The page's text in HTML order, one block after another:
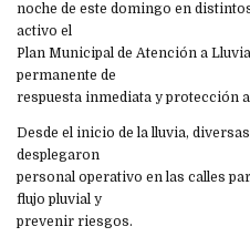
noche de este domingo en
activo el
Plan Municipal de Atención a
permanente de
respuesta inmediata y protección
Desde el inicio de la lluvia,
desplegaron
personal operativo en las calles
flujo pluvial y
prevenir riesgos.